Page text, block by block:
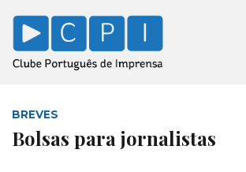
BREVES
Bolsas para jornalistas